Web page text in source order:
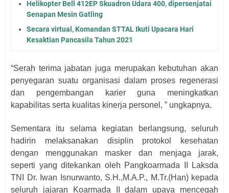
Helikopter Bell 412EP Skuadron Udara 400, dipersenjatai
Senapan Mesin Gatling
Secara virtual, Komandan STTAL Ikuti Upacara Hari
Kesaktian Pancasila Tahun 2021
“Serah terima jabatan juga merupakan kebutuhan akan
penyegaran suatu organisasi dalam proses regenerasi
dan pengembangan karier guna meningkatkan
kapabilitas serta kualitas kinerja personel, ” ungkapnya.
Sementara itu selama kegiatan berlangsung, seluruh
hadirin melaksanakan disiplin protokol kesehatan
dengan menggunakan masker dan menjaga jarak,
seperti yang ditekankan oleh Pangkoarmada II Laksda
TNI Dr. Iwan Isnurwanto, S.H.,M.A.P., M.Tr.(Han) kepada
seluruh jajaran Koarmada II dalam upaya mencegah